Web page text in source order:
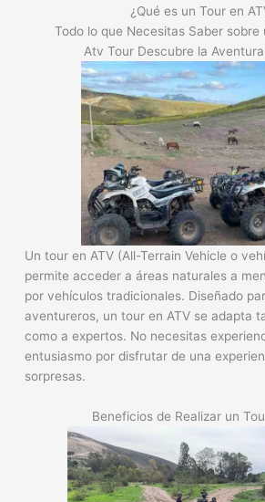
¿Qué es un Tour en
Todo lo que Necesitas Saber sobre
Atv Tour Descubre la
Un tour en ATV (All-Terrain Vehicle o
permite acceder a áreas naturales a
por vehículos tradicionales. Diseñado
aventureros, un tour en ATV se adapta
como a expertos. No necesitas
entusiasmo por disfrutar de una
sorpresas.
Beneficios de Realizar un